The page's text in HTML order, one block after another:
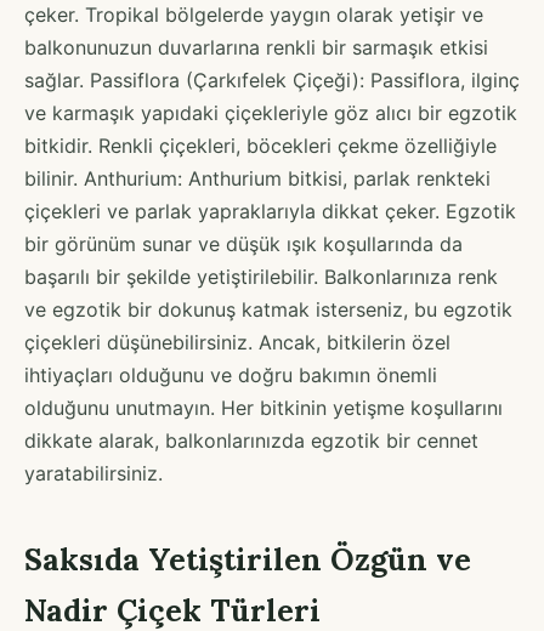
çeker. Tropikal bölgelerde yaygın olarak yetişir ve
balkonunuzun duvarlarına renkli bir sarmaşık etkisi
sağlar. Passiflora (Çarkıfelek Çiçeği): Passiflora, ilginç
ve karmaşık yapıdaki çiçekleriyle göz alıcı bir egzotik
bitkidir. Renkli çiçekleri, böcekleri çekme özelliğiyle
bilinir. Anthurium: Anthurium bitkisi, parlak renkteki
çiçekleri ve parlak yapraklarıyla dikkat çeker. Egzotik
bir görünüm sunar ve düşük ışık koşullarında da
başarılı bir şekilde yetiştirilebilir. Balkonlarınıza renk
ve egzotik bir dokunuş katmak isterseniz, bu egzotik
çiçekleri düşünebilirsiniz. Ancak, bitkilerin özel
ihtiyaçları olduğunu ve doğru bakımın önemli
olduğunu unutmayın. Her bitkinin yetişme koşullarını
dikkate alarak, balkonlarınızda egzotik bir cennet
yaratabilirsiniz.
Saksıda Yetiştirilen Özgün ve
Nadir Çiçek Türleri